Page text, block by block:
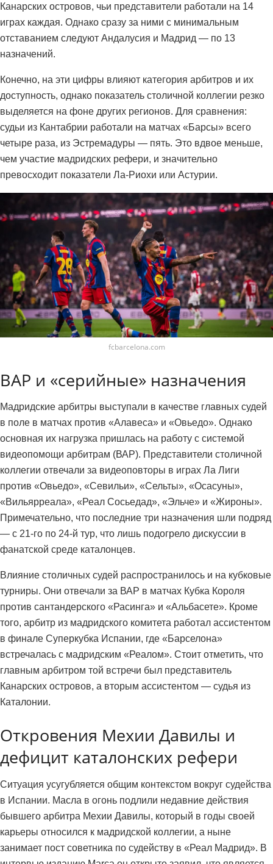
Канарских островов, чьи представители работали на 14
играх каждая. Однако сразу за ними с минимальным
отставанием следуют Андалусия и Мадрид — по 13
назначений.
Конечно, на эти цифры влияют категория арбитров и их
доступность, однако показатель столичной коллегии резко
выделяется на фоне других регионов. Для сравнения:
судьи из Кантабрии работали на матчах «Барсы» всего
четыре раза, из Эстремадуры — пять. Это вдвое меньше,
чем участие мадридских рефери, и значительно
превосходит показатели Ла-Риохи или Астурии.
fcbarcelona.com
ВАР и «серийные» назначения
Мадридские арбитры выступали в качестве главных судей
в поле в матчах против «Алавеса» и «Овьедо». Однако
основная их нагрузка пришлась на работу с системой
видеопомощи арбитрам (ВАР). Представители столичной
коллегии отвечали за видеоповторы в играх Ла Лиги
против «Овьедо», «Севильи», «Сельты», «Осасуны»,
«Вильярреала», «Реал Сосьедад», «Эльче» и «Жироны».
Примечательно, что последние три назначения шли подряд
— с 21-го по 24-й тур, что лишь подогрело дискуссии в
фанатской среде каталонцев.
Влияние столичных судей распространилось и на кубковые
турниры. Они отвечали за ВАР в матчах Кубка Короля
против сантандерского «Расинга» и «Альбасете». Кроме
того, арбитр из мадридского комитета работал ассистентом
в финале Суперкубка Испании, где «Барселона»
встречалась с мадридским «Реалом». Стоит отметить, что
главным арбитром той встречи был представитель
Канарских островов, а вторым ассистентом — судья из
Каталонии.
Откровения Мехии Давилы и
дефицит каталонских рефери
Ситуация усугубляется общим контекстом вокруг судейства
в Испании. Масла в огонь подлили недавние действия
бывшего арбитра Мехии Давилы, который в годы своей
карьеры относился к мадридской коллегии, а ныне
занимает пост советника по судейству в «Реал Мадрид». В